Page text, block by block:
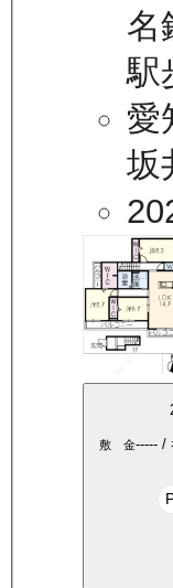
名
駅
愛
坂
敷 金-----/